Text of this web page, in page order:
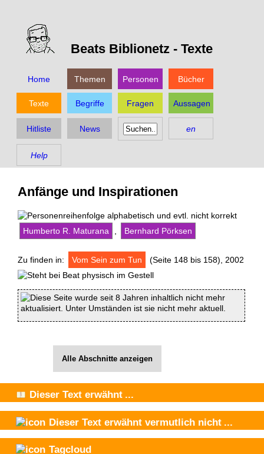
Beats Biblionetz - Texte
Home Themen Personen Bücher
Texte Begriffe Fragen Aussagen
Hitliste News en
Help
Anfänge und Inspirationen
Humberto R. Maturana Bernhard Pörksen
Zu finden in: Vom Sein zum Tun (Seite 148 bis 158), 2002
Diese Seite wurde seit 8 Jahren inhaltlich nicht mehr
aktualisiert. Unter Umständen ist sie nicht mehr aktuell.
Alle Abschnitte anzeigen
Dieser Text erwähnt ...
Dieser Text erwähnt vermutlich nicht ...
Tagcloud